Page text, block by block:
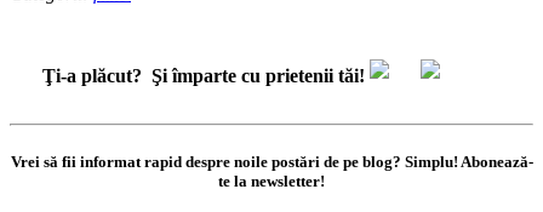
Ţi-a plăcut? Şi împarte cu prietenii tăi!
Vrei să fii informat rapid despre noile postări de pe blog? Simplu! Abonează-
te la newsletter!